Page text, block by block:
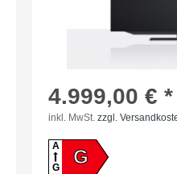
4.999,00 € *
inkl. MwSt. zzgl.
G
A
G